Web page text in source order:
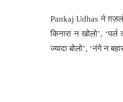
Pankaj Udhas ने
किनारा न खोलो’,
ज्यादा बोलो’, ‘नंगे न